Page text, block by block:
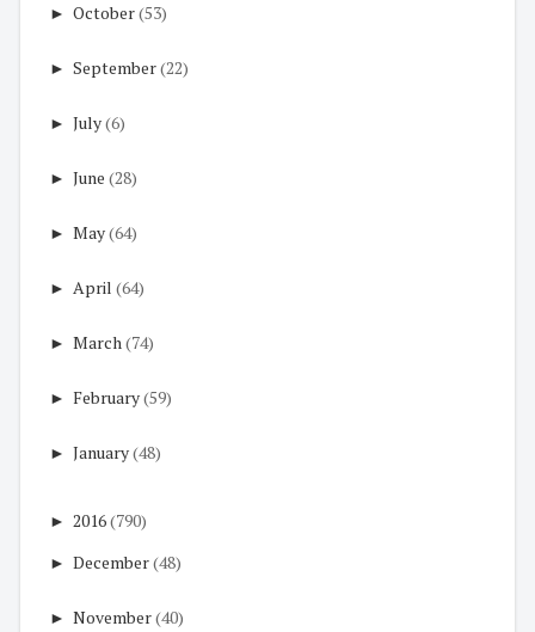
► October(53)
► September(22)
► July(6)
► June (28)
► May(64)
► April (64)
► March(74)
► February(59)
► January(48)
► 2016(790)
► December(48)
► November(40)